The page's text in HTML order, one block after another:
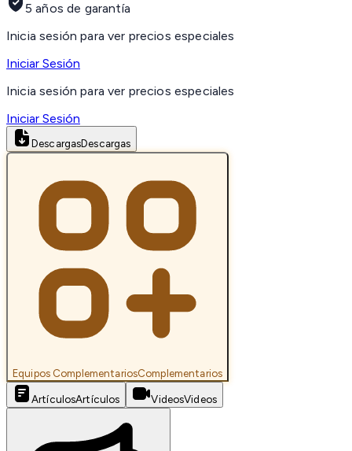
5 años de garantía
Inicia sesión para ver precios especiales
Iniciar Sesión
Inicia sesión para ver precios especiales
Iniciar Sesión
DescargasDescargas
Equipos ComplementariosComplementarios
ArtículosArtículos VideosVideos